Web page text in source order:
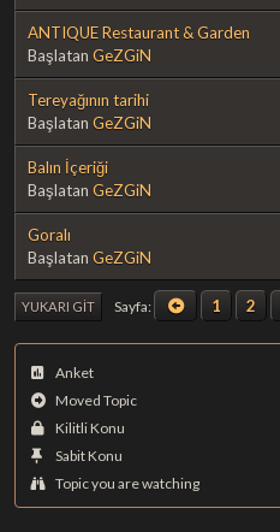
ANTIQUE Restaurant & Garden
Başlatan GeZGiN
Tereyağının tarihi
Başlatan GeZGiN
Balın İçeriği
Başlatan GeZGiN
Goralı
Başlatan GeZGiN
YUKARI GIT Sayfa 1 2
Anket
Moved Topic
Kilitli Konu
Sabit Konu
Topic you are watching